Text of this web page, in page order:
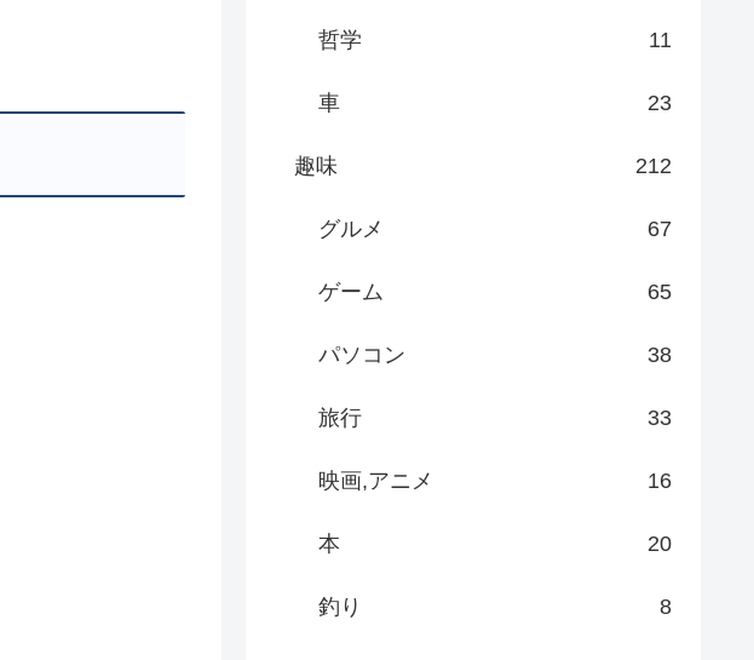
哲学 11
車 23
趣味 212
グルメ 67
ゲーム 65
パソコン 38
旅行 33
映画,アニメ 16
本 20
釣り 8